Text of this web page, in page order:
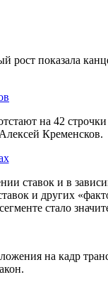
показала
на 42
Кременсков.
ставок и в
и других
стало
на кадр